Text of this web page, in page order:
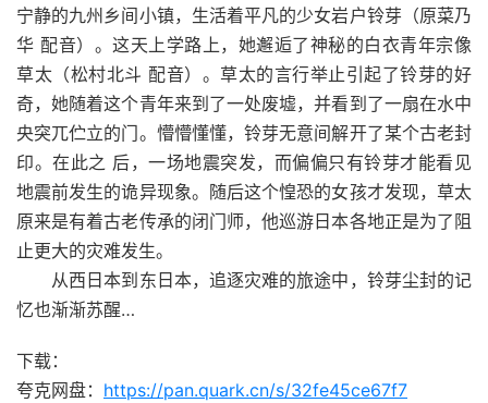
宁静的九州乡间小镇，生活着平凡的少女岩户铃芽（原菜乃
华 配音）。这天上学路上，她邂逅了神秘的白衣青年宗像
草太（松村北斗 配音）。草太的言行举止引起了铃芽的好
奇，她随着这个青年来到了一处废墟，并看到了一扇在水中
央突兀伫立的门。懵懵懂懂，铃芽无意间解开了某个古老封
印。在此之 后，一场地震突发，而偏偏只有铃芽才能看见
地震前发生的诡异现象。随后这个惶恐的女孩才发现，草太
原来是有着古老传承的闭门师，他巡游日本各地正是为了阻
止更大的灾难发生。
从西日本到东日本，追逐灾难的旅途中，铃芽尘封的记
忆也渐渐苏醒…
下载：
夸克网盘： https://pan.quark.cn/s/32fe45ce67f7